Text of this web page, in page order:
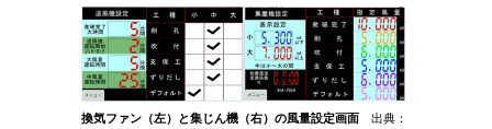
換気ファン（左）と集じん機（右）の風量設定画面 出典：